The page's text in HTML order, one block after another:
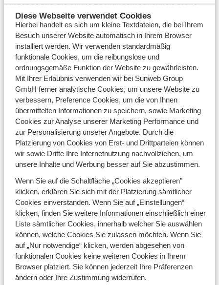
Diese Webseite verwendet Cookies
Hierbei handelt es sich um kleine Textdateien, die bei Ihrem
Besuch unserer Website automatisch in Ihrem Browser
installiert werden. Wir verwenden standardmäßig
funktionale Cookies, um die reibungslose und
ordnungsgemäße Funktion der Website zu gewährleisten.
Mit Ihrer Erlaubnis verwenden wir bei Sunweb Group
GmbH ferner analytische Cookies, um unsere Website zu
verbessern, Preference Cookies, um die von Ihnen
übermittelten Informationen zu speichern, sowie Marketing
Cookies zur Analyse unserer Marketing Performance und
zur Personalisierung unserer Angebote. Durch die
Platzierung von Cookies von Erst- und Drittparteien können
wir sowie Dritte Ihre Internetnutzung nachvollziehen, um
unsere Inhalte und Werbung besser auf Sie abzustimmen.
Wenn Sie auf die Schaltfläche „Cookies akzeptieren"
klicken, erklären Sie sich mit der Platzierung sämtlicher
Cookies einverstanden. Wenn Sie auf „Einstellungen“
klicken, finden Sie weitere Informationen einschließlich einer
Liste sämtlicher Cookies, innerhalb welcher Sie auswählen
können, welche Cookies Sie zulassen möchten. Wenn Sie
auf „Nur notwendige“ klicken, werden abgesehen von
funktionalen Cookies keine weiteren Cookies in Ihrem
Browser platziert. Sie können jederzeit Ihre Präferenzen
ändern oder Ihre Zustimmung widerrufen.
Angebot und die online Buchungsmöglichkeit steht
Ihnen ebenfalls rund um die Uhr zur Verfügung.
Jobs
Hierfinden Sie die jeweils aktuellen Stellenangebote
der Sundweb Group International GmbH.
Copyright
Copyright - 2017 Sunweb. Keine Inhalte dieser Seite
dürfen ohne unsere schriftliche Zustimmung
vervielfältigt und/oder veröffentlicht werden.
Privacy
Auf unserer Webseite arbeiten wir mit Cookies.
Ausführliche Informationen zu unseren Cookies und die
Möglichkeit, diese anzupassen, erhalten Siehier
Unsere Datenschutzerklärung finden Sie hier.
Partnerprogramm
Sunweb arbeitet nur mit einer kleinen Anzahl
Vertriebspartner zusammen und verkauft ansonsten
nur über die Webseite Sunweb.de. Daher kann der
Veranstalter sehr günstige Preise anbieten. Wenn Sie
Interesse daran haben, Reisen von Sunweb auf Ihrer
Website zu präsentieren, können Sie an unserem